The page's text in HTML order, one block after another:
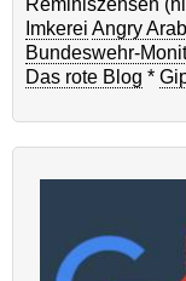
Imkerei Angry Arab
Bundeswehr-
Das rote Blog *